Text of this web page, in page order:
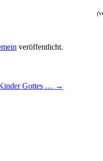
veröffentlicht.
Gottes … →